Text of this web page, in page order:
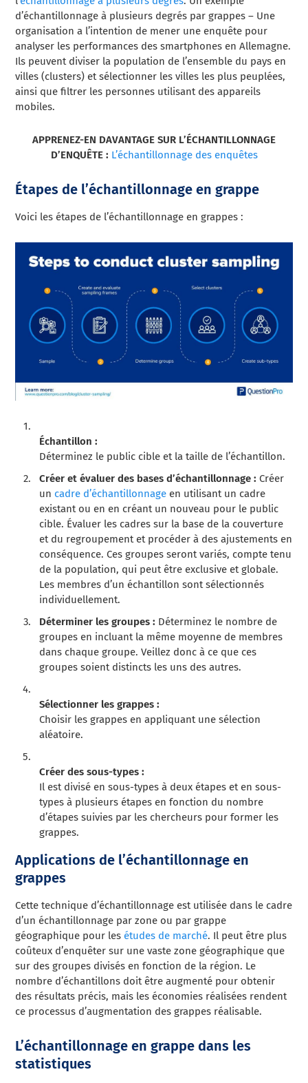
d’échantillonnage à plusieurs degrés par grappes – Une
organisation a l’intention de mener une enquête pour
analyser les performances des smartphones en Allemagne.
Ils peuvent diviser la population de l’ensemble du pays en
villes (clusters) et sélectionner les villes les plus peuplées,
ainsi que filtrer les personnes utilisant des appareils
mobiles.
APPRENEZ-EN DAVANTAGE SUR L’ÉCHANTILLONNAGE
D’ENQUÊTE : L’échantillonnage des enquêtes
Étapes de l’échantillonnage en grappe
Voici les étapes de l’échantillonnage en grappes :
Échantillon :
Déterminez le public cible et la taille de l’échantillon.
Créer et évaluer des bases d’échantillonnage : Créer
un cadre d’échantillonnage en utilisant un cadre
existant ou en en créant un nouveau pour le public
cible. Évaluer les cadres sur la base de la couverture
et du regroupement et procéder à des ajustements en
conséquence. Ces groupes seront variés, compte tenu
de la population, qui peut être exclusive et globale.
Les membres d’un échantillon sont sélectionnés
individuellement.
Déterminer les groupes : Déterminez le nombre de
groupes en incluant la même moyenne de membres
dans chaque groupe. Veillez donc à ce que ces
groupes soient distincts les uns des autres.
Sélectionner les grappes :
Choisir les grappes en appliquant une sélection
aléatoire.
Créer des sous-types :
Il est divisé en sous-types à deux étapes et en sous-
types à plusieurs étapes en fonction du nombre
d’étapes suivies par les chercheurs pour former les
grappes.
Applications de l’échantillonnage en
grappes
Cette technique d’échantillonnage est utilisée dans le cadre
d’un échantillonnage par zone ou par grappe
géographique pour les études de marché. Il peut être plus
coûteux d’enquêter sur une vaste zone géographique que
sur des groupes divisés en fonction de la région. Le
nombre d’échantillons doit être augmenté pour obtenir
des résultats précis, mais les économies réalisées rendent
ce processus d’augmentation des grappes réalisable.
L’échantillonnage en grappe dans les
statistiques